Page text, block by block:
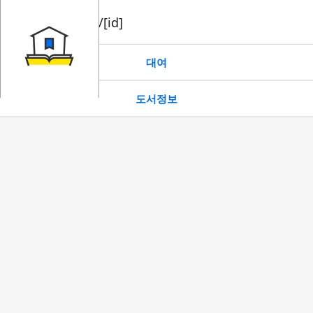
book/rent/[id]
대여
도서정보